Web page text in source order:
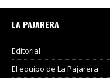
LA PAJARERA
Editorial
El equipo de La Pajarera